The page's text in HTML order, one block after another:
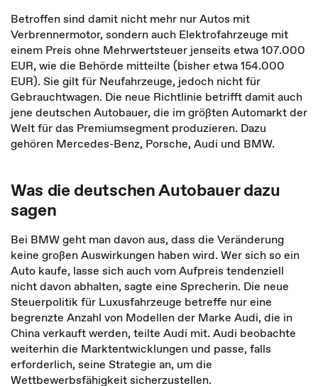
Betroffen sind damit nicht mehr nur Autos mit
Verbrennermotor, sondern auch Elektrofahrzeuge mit
einem Preis ohne Mehrwertsteuer jenseits etwa 107.000
EUR, wie die Behörde mitteilte (bisher etwa 154.000
EUR). Sie gilt für Neufahrzeuge, jedoch nicht für
Gebrauchtwagen. Die neue Richtlinie betrifft damit auch
jene deutschen Autobauer, die im größten Automarkt der
Welt für das Premiumsegment produzieren. Dazu
gehören Mercedes-Benz, Porsche, Audi und BMW.
Was die deutschen Autobauer dazu
sagen
Bei BMW geht man davon aus, dass die Veränderung
keine großen Auswirkungen haben wird. Wer sich so ein
Auto kaufe, lasse sich auch vom Aufpreis tendenziell
nicht davon abhalten, sagte eine Sprecherin. Die neue
Steuerpolitik für Luxusfahrzeuge betreffe nur eine
begrenzte Anzahl von Modellen der Marke Audi, die in
China verkauft werden, teilte Audi mit. Audi beobachte
weiterhin die Marktentwicklungen und passe, falls
erforderlich, seine Strategie an, um die
Wettbewerbsfähigkeit sicherzustellen.